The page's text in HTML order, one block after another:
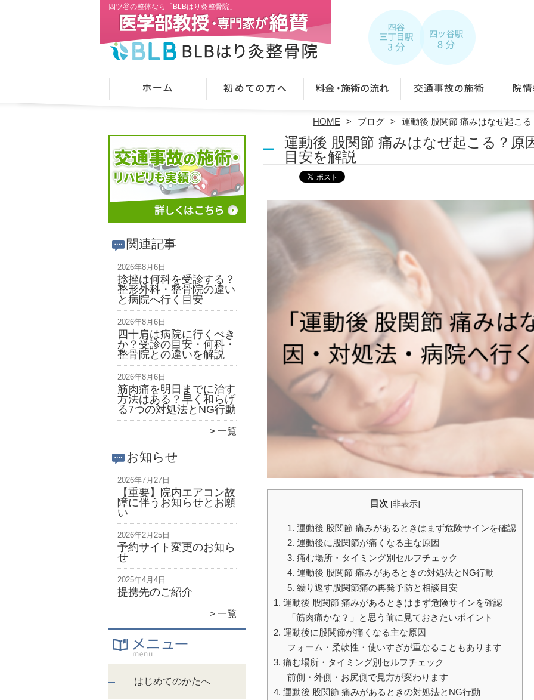
四ツ谷の整体なら「BLBはり灸整骨院」
HOME ブログ 運動後 股関節 痛みはなぜ起こ
関連記事
2026年8月6日
捻挫は何科を受診する？
整形外科・整骨院の違い
と病院へ行く目安
2026年8月6日
四十肩は病院に行くべき
か？受診の目安・何科・
整骨院との違いを解説
2026年8月6日
筋肉痛を明日までに治す
方法はある？早く和らげ
る7つの対処法とNG行動
一覧
お知らせ
2026年7月27日
【重要】院内エアコン故
障に伴うお知らせとお願
い
2026年2月25日
予約サイト変更のお知ら
せ
2025年4月4日
提携先のご紹介
一覧
はじめてのかたへ
運動後 股関節 痛みはなぜ起こる？原
目安を解説
目次 [非表示]
1. 運動後 股関節 痛みがあるときはまず危険サインを確認
2. 運動後に股関節が痛くなる主な原因
3. 痛む場所・タイミング別セルフチェック
4. 運動後 股関節 痛みがあるときの対処法とNG行動
5. 繰り返す股関節痛の再発予防と相談目安
1. 運動後 股関節 痛みがあるときはまず危険サインを確認
「筋肉痛かな？」と思う前に見ておきたいポイント
2. 運動後に股関節が痛くなる主な原因
フォーム・柔軟性・使いすぎが重なることもあります
3. 痛む場所・タイミング別セルフチェック
前側・外側・お尻側で見方が変わります
4. 運動後 股関節 痛みがあるときの対処法とNG行動